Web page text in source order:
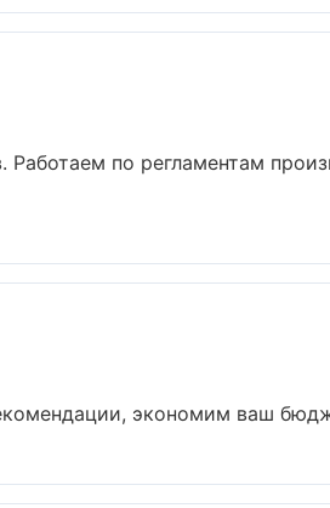
по регламентам
экономим ваш